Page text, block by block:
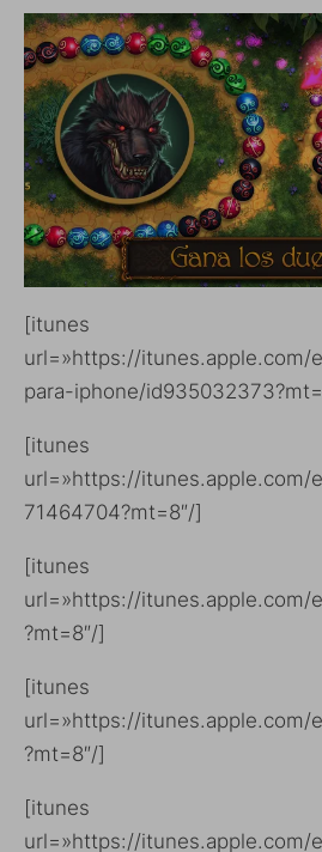
[itunes
url=»https://itunes.apple.com/
para-iphone/
[itunes
url=»https://itunes.apple.com/
71464704?mt=8″/]
[itunes
url=»https://itunes.apple.com/
?mt=8″/]
[itunes
url=»https://itunes.apple.com/
?mt=8″/]
[itunes
url=»https://itunes.apple.com/